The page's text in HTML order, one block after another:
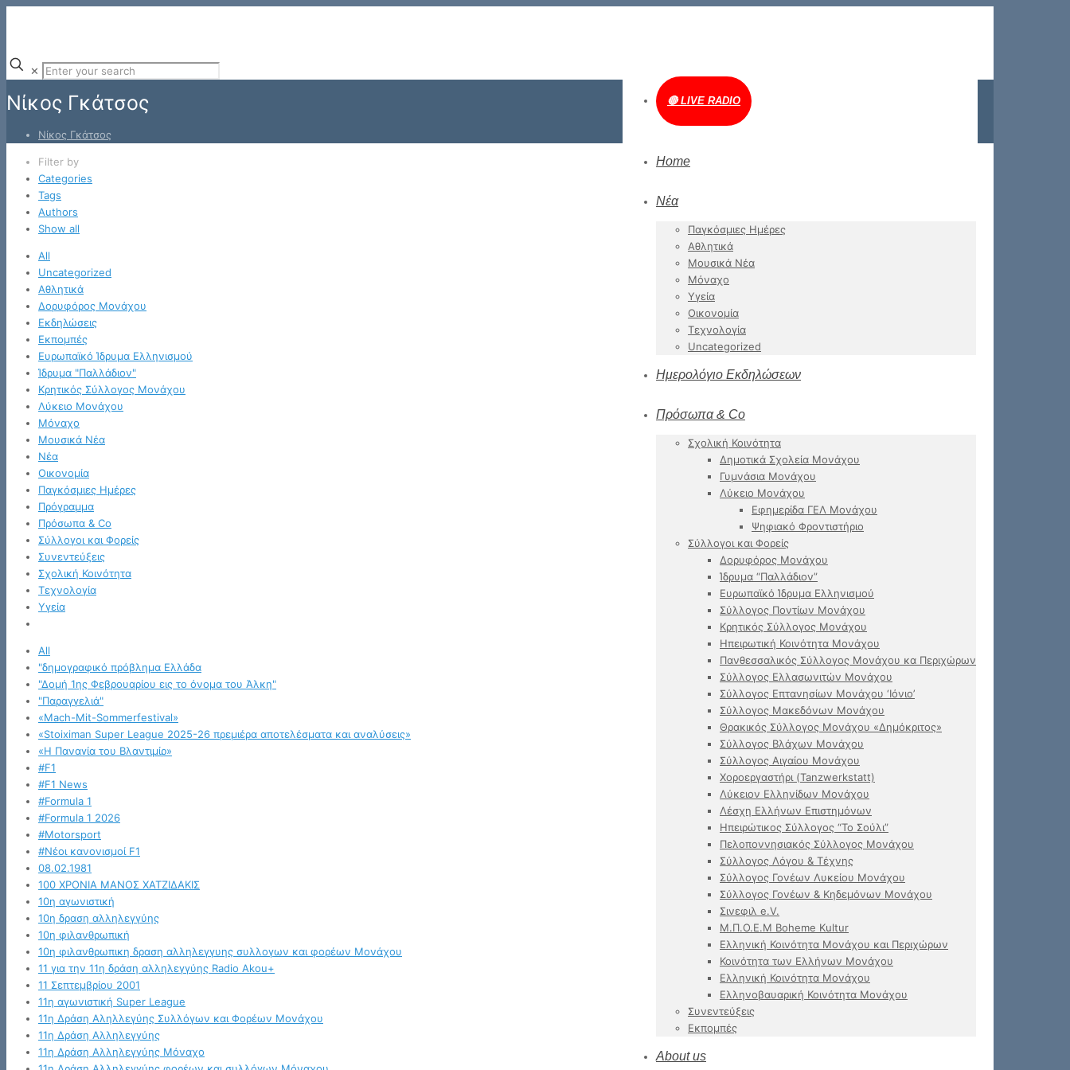
🔴 LIVE RADIO
Home
Νέα
Παγκόσμιες Ημέρες
Αθλητικά
Μουσικά Νέα
Μόναχο
Υγεία
Οικονομία
Τεχνολογία
Uncategorized
Ημερολόγιο Εκδηλώσεων
Πρόσωπα & Co
Σχολική Κοινότητα
Δημοτικά Σχολεία Μονάχου
Γυμνάσια Μονάχου
Λύκειο Μονάχου
Εφημερίδα ΓΕΛ Μονάχου
Ψηφιακό Φροντιστήριο
Σύλλογοι και Φορείς
Δορυφόρος Μονάχου
Ίδρυμα “Παλλάδιον”
Ευρωπαϊκό Ίδρυμα Ελληνισμού
Σύλλογος Ποντίων Μονάχου
Κρητικός Σύλλογος Μονάχου
Ηπειρωτική Κοινότητα Μονάχου
Πανθεσσαλικός Σύλλογος Μονάχου κα Περιχώρων
Σύλλογος Ελλασωνιτών Μονάχου
Σύλλογος Επτανησίων Μονάχου ‘Ιόνιο’
Σύλλογος Μακεδόνων Μονάχου
Θρακικός Σύλλογος Μονάχου «Δημόκριτος»
Σύλλογος Βλάχων Μονάχου
Σύλλογος Αιγαίου Μονάχου
Χοροεργαστήρι (Tanzwerkstatt)
Λύκειον Ελληνίδων Μονάχου
Λέσχη Ελλήνων Επιστημόνων
Ηπειρώτικος Σύλλογος “Το Σούλι”
Πελοποννησιακός Σύλλογος Μονάχου
Σύλλογος Λόγου & Τέχνης
Σύλλογος Γονέων Λυκείου Μονάχου
Σύλλογος Γονέων & Κηδεμόνων Μονάχου
Σινεφιλ e.V.
Μ.Π.Ο.Ε.Μ Boheme Kultur
Ελληνική Κοινότητα Μονάχου και Περιχώρων
Κοινότητα των Ελλήνων Μονάχου
Ελληνική Κοινότητα Μονάχου
Ελληνοβαυαρική Κοινότητα Μονάχου
Συνεντεύξεις
Εκπομπές
About us
✕
Νίκος Γκάτσος
Νίκος Γκάτσος
Filter by
Categories
Tags
Authors
Show all
All
Uncategorized
Αθλητικά
Δορυφόρος Μονάχου
Εκδηλώσεις
Εκπομπές
Ευρωπαϊκό Ίδρυμα Ελληνισμού
Ίδρυμα "Παλλάδιον"
Κρητικός Σύλλογος Μονάχου
Λύκειο Μονάχου
Μόναχο
Μουσικά Νέα
Νέα
Οικονομία
Παγκόσμιες Ημέρες
Πρόγραμμα
Πρόσωπα & Co
Σύλλογοι και Φορείς
Συνεντεύξεις
Σχολική Κοινότητα
Τεχνολογία
Υγεία
All
"δημογραφικό πρόβλημα Ελλάδα
"Δομή 1ης Φεβρουαρίου εις το όνομα του Άλκη"
"Παραγγελιά"
«Mach-Mit-Sommerfestival»
«Stoiximan Super League 2025-26 πρεμιέρα αποτελέσματα και αναλύσεις»
«Η Παναγία του Βλαντιμίρ»
#F1
#F1 News
#Formula 1
#Formula 1 2026
#Motorsport
#Νέοι κανονισμοί F1
08.02.1981
100 ΧΡΟΝΙΑ ΜΑΝΟΣ ΧΑΤΖΙΔΑΚΙΣ
10η αγωνιστική
10η δραση αλληλεγγύης
10η φιλανθρωπική
10η φιλανθρωπικη δραση αλληλεγγυης συλλογων και φορέων Μονάχου
11 για την 11η δράση αλληλεγγύης Radio Akou+
11 Σεπτεμβρίου 2001
11η αγωνιστική Super League
11η Δράση Αληλλεγύης Συλλόγων και Φορέων Μονάχου
11η Δράση Αλληλεγγύης
11η Δράση Αλληλεγγύης Μόναχο